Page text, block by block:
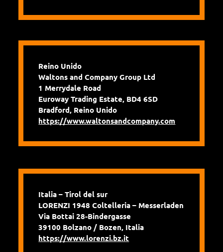
Reino Unido
Waltons and Company Group Ltd
1 Merrydale Road
Euroway Trading Estate, BD4 6SD
Bradford, Reino Unido
https://www.waltonsandcompany.com
Italia – Tirol del sur
LORENZI 1948 Coltelleria – Messerladen
Via Bottai 28-Bindergasse
39100 Bolzano / Bozen, Italia
https://www.lorenzi.bz.it